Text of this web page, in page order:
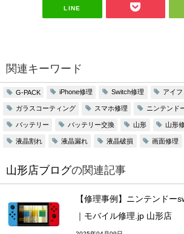
LINE
関連キーワード
G-PACK iPhone修理 Switch修理 アイ
ガラスコーティング スマホ修理 ニンテンド
バッテリー バッテリー交換 山形 山形
液晶割れ 液晶漏れ 液晶破損 画面修理
山形店ブログの関連記事
【修理事例】ニンテンド
｜モバイル修理.jp 山形店